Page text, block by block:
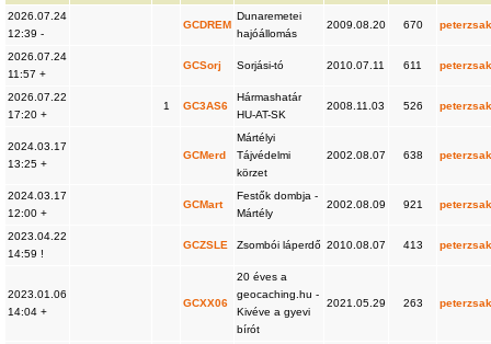
2026.07.24
12:39 -
GCDREM
Dunaremetei
hajóállomás
2009.08.20 670
2026.07.24
11:57 +
GCSorj Sorjási-tó 2010.07.11 611
2026.07.22
17:20 +
1 GC3AS6
Hármashatár
HU-AT-SK
2008.11.03 526
2024.03.17
13:25 +
GCMerd
Mártélyi
Tájvédelmi
körzet
2002.08.07 638
2024.03.17
12:00 +
GCMart
Festők dombja -
Mártély
2002.08.09 921
2023.04.22
14:59 !
GCZSLE Zsombói láperdő 2010.08.07 413
2023.01.06
14:04 +
GCXX06
20 éves a
geocaching.hu -
Kivéve a gyevi
bírót
2021.05.29 263